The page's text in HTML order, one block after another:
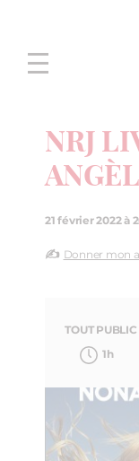
menu
NRJ
21 février 2022 à
✍️ Donner mon
TOUT PUBLIC
1h